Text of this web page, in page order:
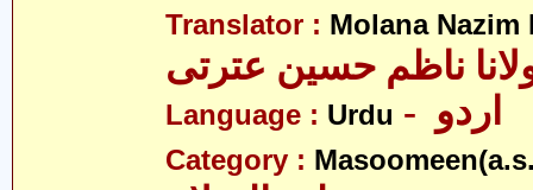
Translator : Molana Nazim
ناظم حسین عترتی
Language : Urdu
Category :